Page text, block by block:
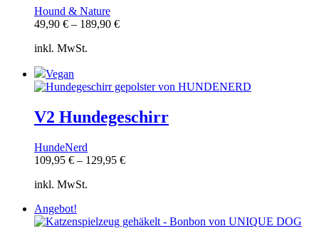
Hound & Nature
49,90 € – 189,90 €
inkl. MwSt.
Vegan
V2 Hundegeschirr
HundeNerd
109,95 € – 129,95 €
inkl. MwSt.
Angebot!